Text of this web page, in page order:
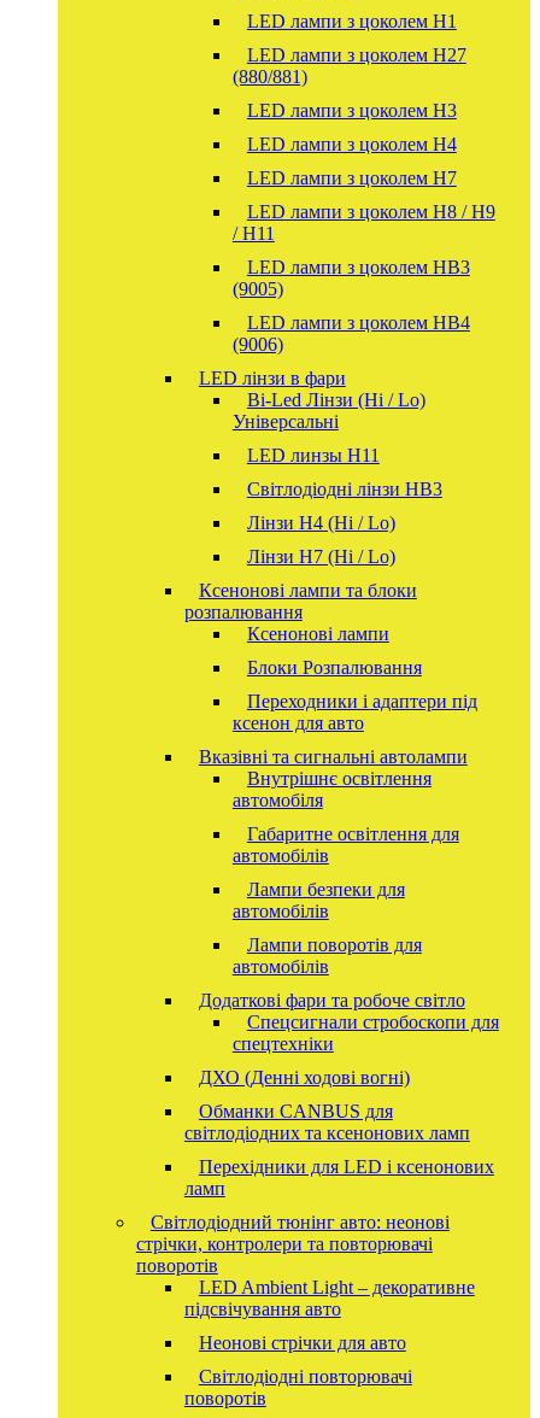
LED лампи з цоколем H1
LED лампи з цоколем H27
(880/881)
LED лампи з цоколем H3
LED лампи з цоколем H4
LED лампи з цоколем H7
LED лампи з цоколем H8 / H9
/ H11
LED лампи з цоколем HB3
(9005)
LED лампи з цоколем HB4
(9006)
LED лінзи в фари
Bi-Led Лінзи (Hi / Lo)
Універсальні
LED линзы H11
Світлодіодні лінзи HB3
Лінзи Н4 (Hi / Lo)
Лінзи Н7 (Hi / Lo)
Ксенонові лампи та блоки
розпалювання
Ксенонові лампи
Блоки Розпалювання
Переходники і адаптери під
ксенон для авто
Вказівні та сигнальні автолампи
Внутрішнє освітлення
автомобіля
Габаритне освітлення для
автомобілів
Лампи безпеки для
автомобілів
Лампи поворотів для
автомобілів
Додаткові фари та робоче світло
Спецсигнали стробоскопи для
спецтехніки
ДХО (Денні ходові вогні)
Обманки CANBUS для
світлодіодних та ксенонових ламп
Перехідники для LED і ксенонових
ламп
Світлодіодний тюнінг авто: неонові
стрічки, контролери та повторювачі
поворотів
LED Ambient Light – декоративне
підсвічування авто
Неонові стрічки для авто
Світлодіодні повторювачі
поворотів